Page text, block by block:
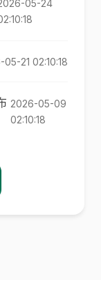
05-24
05-21 02:10:18
2026-05-09
02:10:18